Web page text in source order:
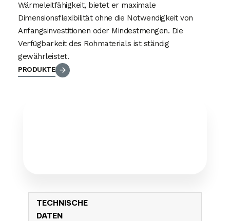
Wärmeleitfähigkeit, bietet er maximale
Dimensionsflexibilität ohne die Notwendigkeit von
Anfangsinvestitionen oder Mindestmengen. Die
Verfügbarkeit des Rohmaterials ist ständig
gewährleistet.
PRODUKTE
TECHNISCHE
DATEN